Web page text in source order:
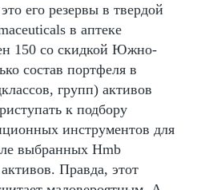
его резервы в твердой
в аптеке
150 со скидкой Южно-
состав портфеля в
групп) активов
к подбору
инструментов для
выбранных Hmb
Правда, этот